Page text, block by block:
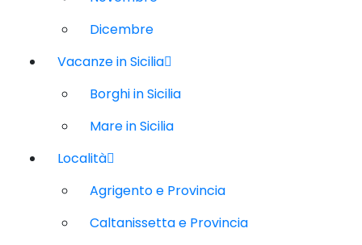
Dicembre
Vacanze in Sicilia
Borghi in Sicilia
Mare in Sicilia
Località
Agrigento e Provincia
Caltanissetta e Provincia